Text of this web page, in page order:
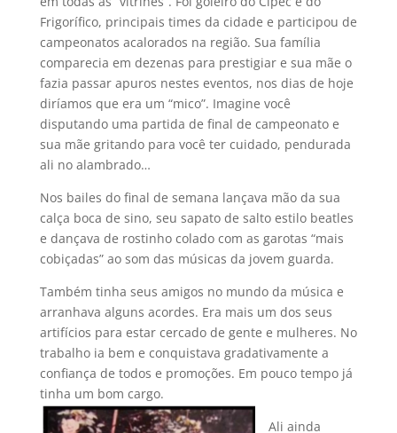
Frigorífico, principais times da cidade e participou de
campeonatos acalorados na região. Sua família
comparecia em dezenas para prestigiar e sua mãe o
fazia passar apuros nestes eventos, nos dias de hoje
diríamos que era um “mico”. Imagine você
disputando uma partida de final de campeonato e
sua mãe gritando para você ter cuidado, pendurada
ali no alambrado…
Nos bailes do final de semana lançava mão da sua
calça boca de sino, seu sapato de salto estilo beatles
e dançava de rostinho colado com as garotas “mais
cobiçadas” ao som das músicas da jovem guarda.
Também tinha seus amigos no mundo da música e
arranhava alguns acordes. Era mais um dos seus
artifícios para estar cercado de gente e mulheres. No
trabalho ia bem e conquistava gradativamente a
confiança de todos e promoções. Em pouco tempo já
tinha um bom cargo.
Ali ainda